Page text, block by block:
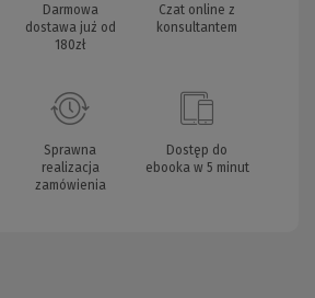
Darmowa
dostawa już od
180zł
Czat online z
konsultantem
Sprawna
realizacja
zamówienia
Dostęp do
ebooka w 5 minut